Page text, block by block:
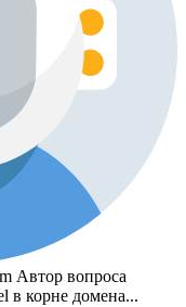
Автор вопроса
в корне домена...